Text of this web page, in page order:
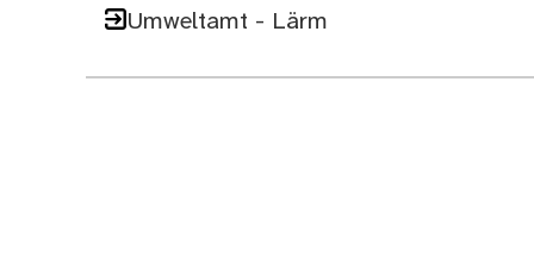
Umweltamt - Lärm